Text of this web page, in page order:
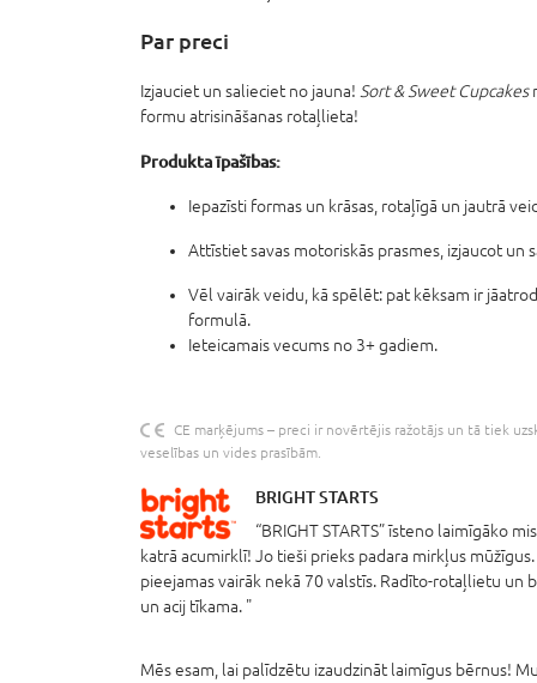
Par preci
Izjauciet un salieciet no jauna! Sort & Sweet Cupcakes
formu atrisināšanas rotaļlieta!
Produkta īpašības:
Iepazīsti formas un krāsas, rotaļīgā un jautrā
Attīstiet savas motoriskās prasmes, izjaucot un
Vēl vairāk veidu, kā spēlēt: pat kēksam ir
formulā.
Ieteicamais vecums no 3+ gadiem.
CE marķējums – preci ir novērtējis ražotājs un tā tiek
veselības un vides prasībām.
BRIGHT STARTS
“BRIGHT STARTS” īsteno laimīgāko
katrā acumirklī! Jo tieši prieks padara mirkļus mūžīgus.
pieejamas vairāk nekā 70 valstīs. Radīto-rotaļlietu un
un acij tīkama. "
Mēs esam, lai palīdzētu izaudzināt laimīgus bērnus!